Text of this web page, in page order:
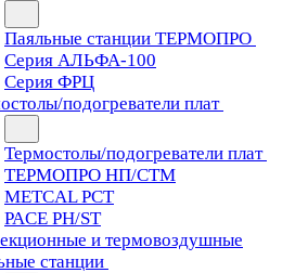
Паяльные станции ТЕРМОПРО
Серия АЛЬФА-100
Серия ФРЦ
подогреватели плат
Термостолы/подогреватели плат
ТЕРМОПРО НП/СТМ
METCAL PCT
PACE PH/ST
и термовоздушные
станции